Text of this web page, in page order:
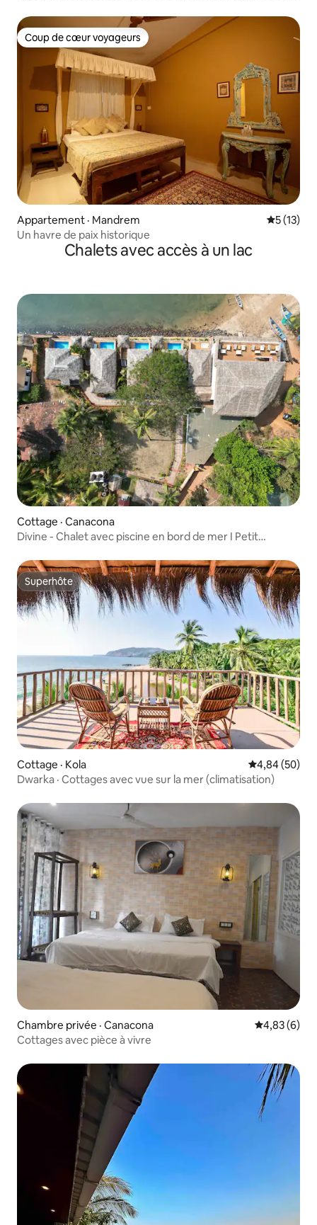
Coup de cœur voyageurs
Coup de cœur voyageurs
Appartement · Mandrem Note
5 (13)
Un havre de paix historique
Chalets avec accès à un lac
Cottage · Canacona
Divine - Chalet avec piscine en bord de mer I Petit
Superhôte
Superhôte
Cottage · Kola Note
4,84 (50)
Dwarka · Cottages avec vue sur la mer (climatisation)
Chambre privée · Canacona Note
4,83 (6)
Cottages avec pièce à vivre